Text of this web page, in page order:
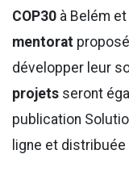
COP30 à Belém
mentorat
développer leur
projets seront
publication
ligne et